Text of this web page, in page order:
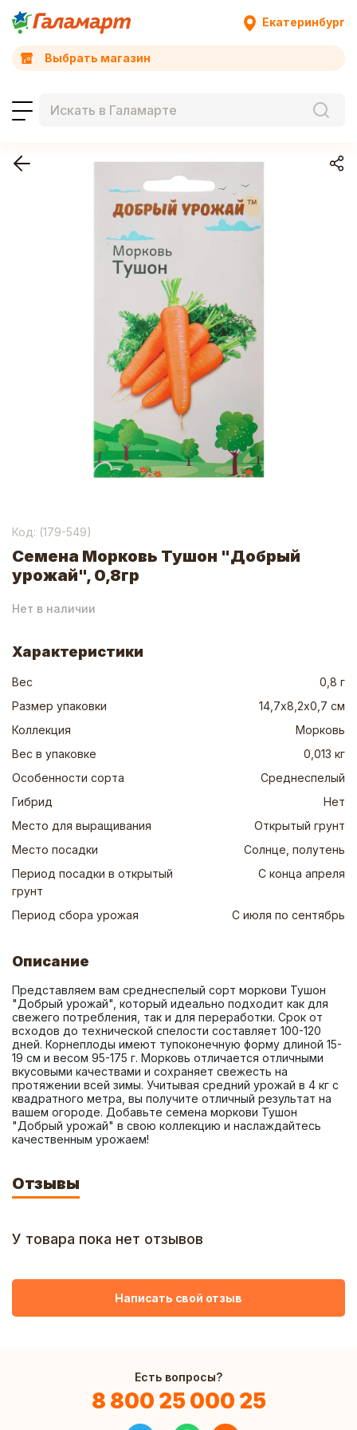
Екатеринбург
Выбрать магазин
Код: (179-549)
Семена Морковь Тушон "Добрый
урожай", 0,8гр
Нет в наличии
Характеристики
Вес
0,8 г
Размер упаковки
14,7х8,2х0,7 см
Коллекция
Морковь
Вес в упаковке
0,013 кг
Особенности сорта
Среднеспелый
Гибрид
Нет
Место для выращивания
Открытый грунт
Место посадки
Солнце, полутень
Период посадки в открытый
грунт
С конца апреля
Период сбора урожая С июля по сентябрь
Описание
Представляем вам среднеспелый сорт моркови Тушон
"Добрый урожай", который идеально подходит как для
свежего потребления, так и для переработки. Срок от
всходов до технической спелости составляет 100-120
дней. Корнеплоды имеют тупоконечную форму длиной 15-
19 см и весом 95-175 г. Морковь отличается отличными
вкусовыми качествами и сохраняет свежесть на
протяжении всей зимы. Учитывая средний урожай в 4 кг с
квадратного метра, вы получите отличный результат на
вашем огороде. Добавьте семена моркови Тушон
"Добрый урожай" в свою коллекцию и наслаждайтесь
качественным урожаем!
Отзывы
У товара пока нет отзывов
Написать свой отзыв
Есть вопросы?
8 800 25 000 25